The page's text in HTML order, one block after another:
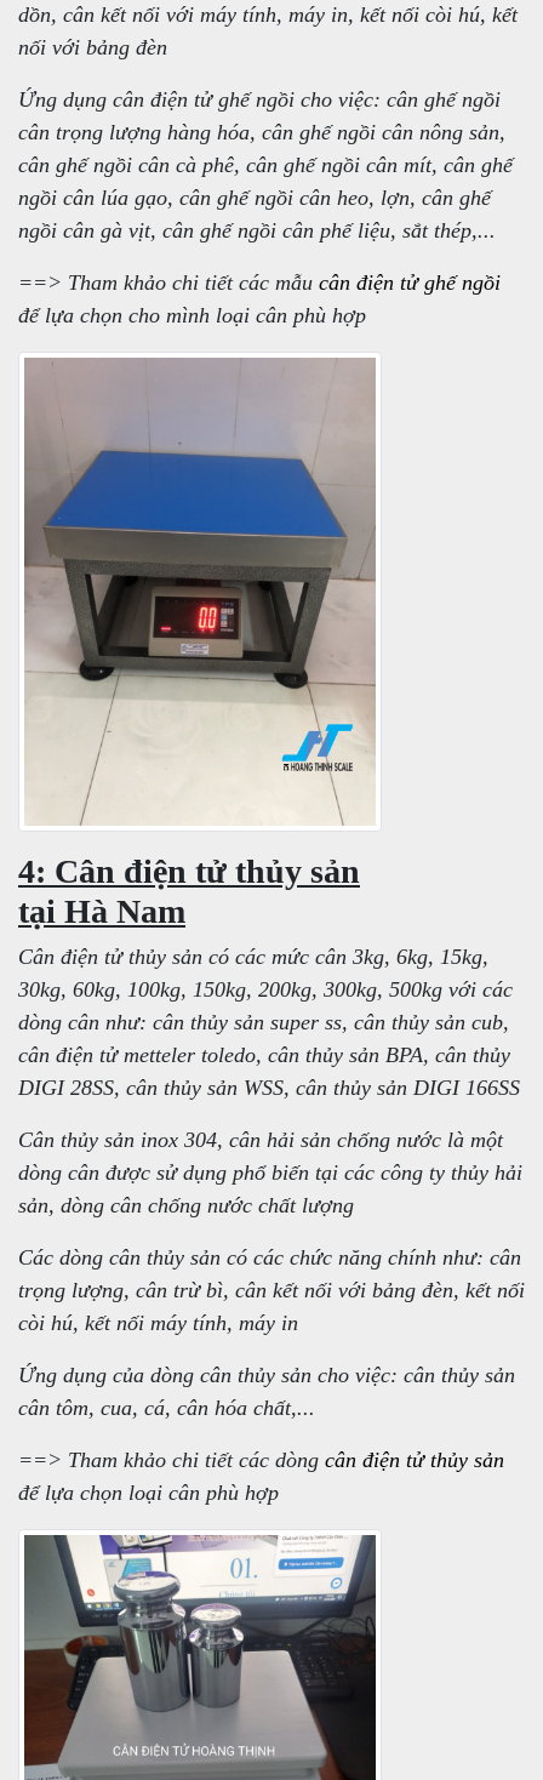
dồn, cân kết nối với máy tính, máy in, kết nối còi hú, kết
nối với bảng đèn
Ứng dụng cân điện tử ghế ngồi cho việc: cân ghế ngồi
cân trọng lượng hàng hóa, cân ghế ngồi cân nông sản,
cân ghế ngồi cân cà phê, cân ghế ngồi cân mít, cân ghế
ngồi cân lúa gạo, cân ghế ngồi cân heo, lợn, cân ghế
ngồi cân gà vịt, cân ghế ngồi cân phế liệu, sắt thép,...
==> Tham khảo chi tiết các mẫu cân điện tử ghế ngồi
để lựa chọn cho mình loại cân phù hợp
4: Cân điện tử thủy sản
tại Hà Nam
Cân điện tử thủy sản có các mức cân 3kg, 6kg, 15kg,
30kg, 60kg, 100kg, 150kg, 200kg, 300kg, 500kg với các
dòng cân như: cân thủy sản super ss, cân thủy sản cub,
cân điện tử metteler toledo, cân thủy sản BPA, cân thủy
DIGI 28SS, cân thủy sản WSS, cân thủy sản DIGI 166SS
Cân thủy sản inox 304, cân hải sản chống nước là một
dòng cân được sử dụng phổ biến tại các công ty thủy hải
sản, dòng cân chống nước chất lượng
Các dòng cân thủy sản có các chức năng chính như: cân
trọng lượng, cân trừ bì, cân kết nối với bảng đèn, kết nối
còi hú, kết nối máy tính, máy in
Ứng dụng của dòng cân thủy sản cho việc: cân thủy sản
cân tôm, cua, cá, cân hóa chất,...
==> Tham khảo chi tiết các dòng cân điện tử thủy sản
để lựa chọn loại cân phù hợp